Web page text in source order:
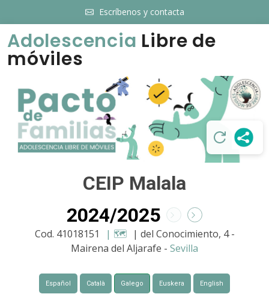
Escríbenos y contacta
Adolescencia Libre de
móviles
CEIP Malala
2024/2025
Cod. 41018151 | 🗺️ | del Conocimiento, 4 -
Mairena del Aljarafe - Sevilla
Español Català Galego Euskera English